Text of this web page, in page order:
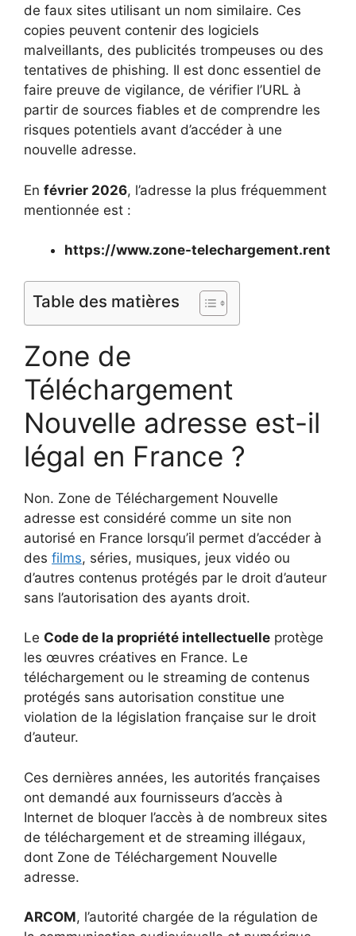
de faux sites utilisant un nom similaire. Ces
copies peuvent contenir des logiciels
malveillants, des publicités trompeuses ou des
tentatives de phishing. Il est donc essentiel de
faire preuve de vigilance, de vérifier l’URL à
partir de sources fiables et de comprendre les
risques potentiels avant d’accéder à une
nouvelle adresse.
En février 2026, l’adresse la plus fréquemment
mentionnée est :
https://www.zone-telechargement.rent
Table des matières
Zone de
Téléchargement
Nouvelle adresse est-il
légal en France ?
Non. Zone de Téléchargement Nouvelle
adresse est considéré comme un site non
autorisé en France lorsqu’il permet d’accéder à
des films, séries, musiques, jeux vidéo ou
d’autres contenus protégés par le droit d’auteur
sans l’autorisation des ayants droit.
Le Code de la propriété intellectuelle protège
les œuvres créatives en France. Le
téléchargement ou le streaming de contenus
protégés sans autorisation constitue une
violation de la législation française sur le droit
d’auteur.
Ces dernières années, les autorités françaises
ont demandé aux fournisseurs d’accès à
Internet de bloquer l’accès à de nombreux sites
de téléchargement et de streaming illégaux,
dont Zone de Téléchargement Nouvelle
adresse.
ARCOM, l’autorité chargée de la régulation de